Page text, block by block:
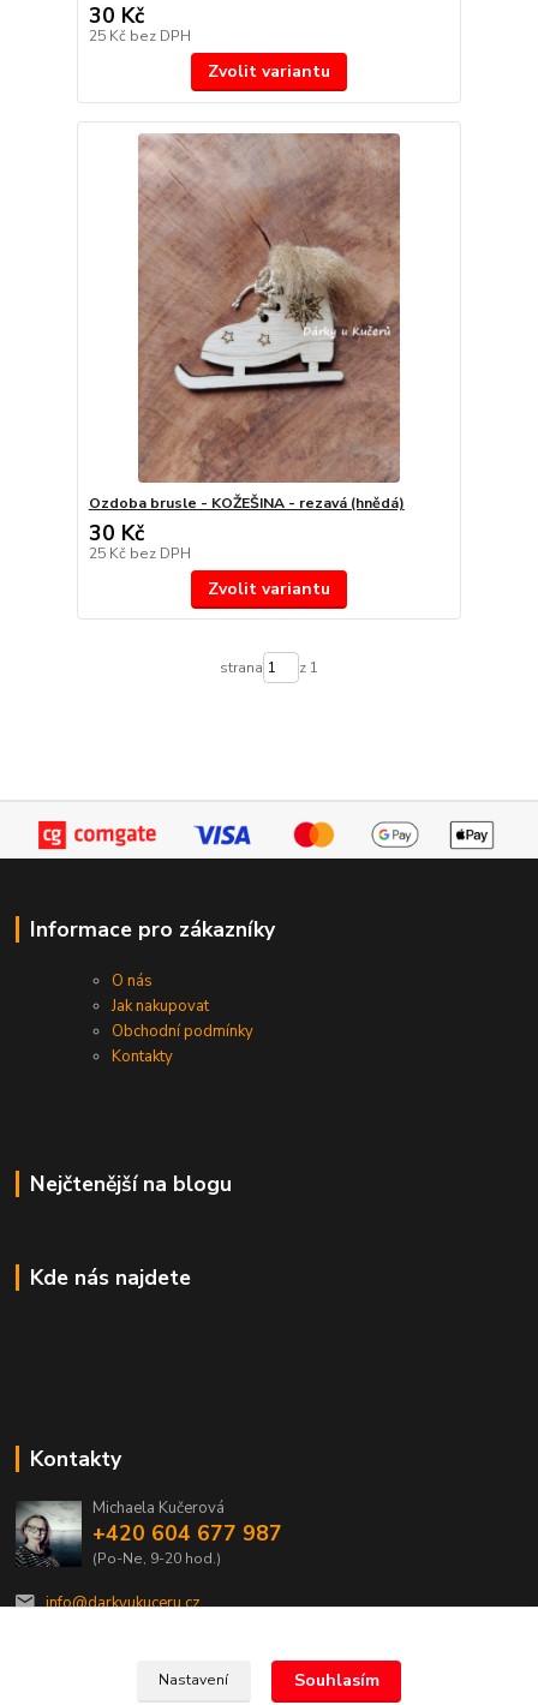
30 Kč
25 Kč bez DPH
Zvolit variantu
Ozdoba brusle - KOŽEŠINA - rezavá (hnědá)
30 Kč
25 Kč bez DPH
Zvolit variantu
strana z 1
Informace pro zákazníky
O nás
Jak nakupovat
Obchodní podmínky
Kontakty
Nejčtenější na blogu
Kde nás najdete
Kontakty
Michaela Kučerová
+420 604 677 987
(Po-Ne, 9-20 hod.)
info@darkyukuceru.cz
Nastavení Souhlasím